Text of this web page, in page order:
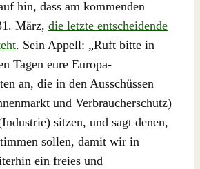
hin, dass am kommenden
März, die letzte entscheidende
. Sein Appell: „Ruft bitte in
Tagen eure Europa-
an, die in den Ausschüssen
und Verbraucherschutz)
sitzen, und sagt denen,
sollen, damit wir in
ein freies und